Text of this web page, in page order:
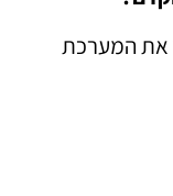
את המערכת